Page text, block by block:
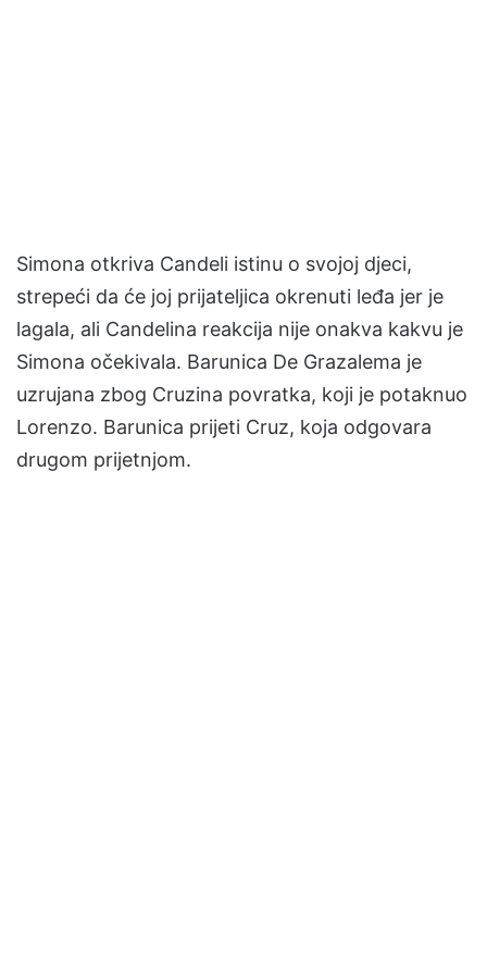
Simona otkriva Candeli istinu o svojoj djeci,
strepeći da će joj prijateljica okrenuti leđa jer je
lagala, ali Candelina reakcija nije onakva kakvu je
Simona očekivala. Barunica De Grazalema je
uzrujana zbog Cruzina povratka, koji je potaknuo
Lorenzo. Barunica prijeti Cruz, koja odgovara
drugom prijetnjom.